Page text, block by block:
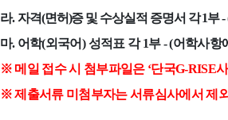
라.자격(면허)증 및 수상실적 증명서 각1부-
마. 어학(외국어) 성적표 각1부- (어학사항
※ 메일 접수 시 첨부파일은 ‘단국G-RISE
※제출서류 미첨부자는 서류심사에서 제